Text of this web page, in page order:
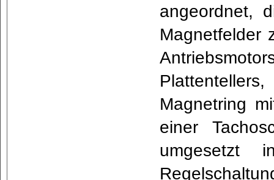
angeordnet,
Magnetfelder
Magnetring
einer
umgesetzt